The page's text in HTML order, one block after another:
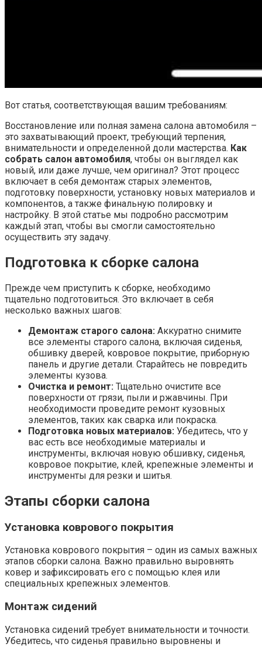
Вот статья, соответствующая вашим требованиям:
Восстановление или полная замена салона автомобиля –
это захватывающий проект, требующий терпения,
внимательности и определенной доли мастерства. Как
собрать салон автомобиля, чтобы он выглядел как
новый, или даже лучше, чем оригинал? Этот процесс
включает в себя демонтаж старых элементов,
подготовку поверхности, установку новых материалов и
компонентов, а также финальную полировку и
настройку. В этой статье мы подробно рассмотрим
каждый этап, чтобы вы смогли самостоятельно
осуществить эту задачу.
Подготовка к сборке салона
Прежде чем приступить к сборке, необходимо
тщательно подготовиться. Это включает в себя
несколько важных шагов:
Демонтаж старого салона: Аккуратно снимите
все элементы старого салона, включая сиденья,
обшивку дверей, ковровое покрытие, приборную
панель и другие детали. Старайтесь не повредить
элементы кузова.
Очистка и ремонт: Тщательно очистите все
поверхности от грязи, пыли и ржавчины. При
необходимости проведите ремонт кузовных
элементов, таких как сварка или покраска.
Подготовка новых материалов: Убедитесь, что у
вас есть все необходимые материалы и
инструменты, включая новую обшивку, сиденья,
ковровое покрытие, клей, крепежные элементы и
инструменты для резки и шитья.
Этапы сборки салона
Установка коврового покрытия
Установка коврового покрытия – один из самых важных
этапов сборки салона. Важно правильно выровнять
ковер и зафиксировать его с помощью клея или
специальных крепежных элементов.
Монтаж сидений
Установка сидений требует внимательности и точности.
Убедитесь, что сиденья правильно выровнены и